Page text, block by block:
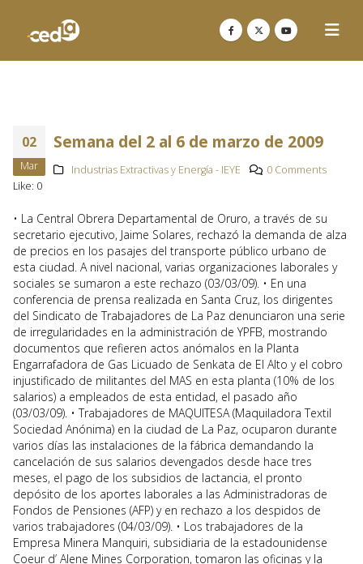
02
Mar
Semana del 2 al 6 de marzo de 2009
Industrias Extractivas y Energía - IEYE
0 Comments
Like: 0
• La Central Obrera Departamental de Oruro, a través de su
secretario ejecutivo, Jaime Solares, rechazó la demanda de alza
de precios en los pasajes del transporte público urbano de
esta ciudad. A nivel nacional, varias organizaciones laborales y
sociales se sumaron a este rechazo (03/03/09). • En una
conferencia de prensa realizada en Santa Cruz, los dirigentes
del Sindicato de Trabajadores de La Paz denunciaron una serie
de irregularidades en la administración de YPFB, mostrando
documentos que refieren actos anómalos en la Planta
Engarrafadora de Gas Licuado de Senkata de El Alto y el cobro
injustificado de militantes del MAS en esta planta (10% de los
salarios) a empleados de esta entidad, el pasado año
(03/03/09). • Trabajadores de MAQUITESA (Maquiladora Textil
Sociedad Anónima) en la ciudad de La Paz, ocuparon durante
varios días las instalaciones de la fábrica demandando la
cancelación de sus salarios devengados desde hace tres
meses, el pago de los subsidios de lactancia, el pronto
depósito de los aportes laborales a las Administradoras de
Fondos de Pensiones (AFP) y en rechazo a los despidos de
varios trabajadores (04/03/09). • Los trabajadores de la
Empresa Minera Manquiri, subsidiaria de la estadounidense
Coeur d’ Alene Mines Corporation, tomaron las oficinas y la